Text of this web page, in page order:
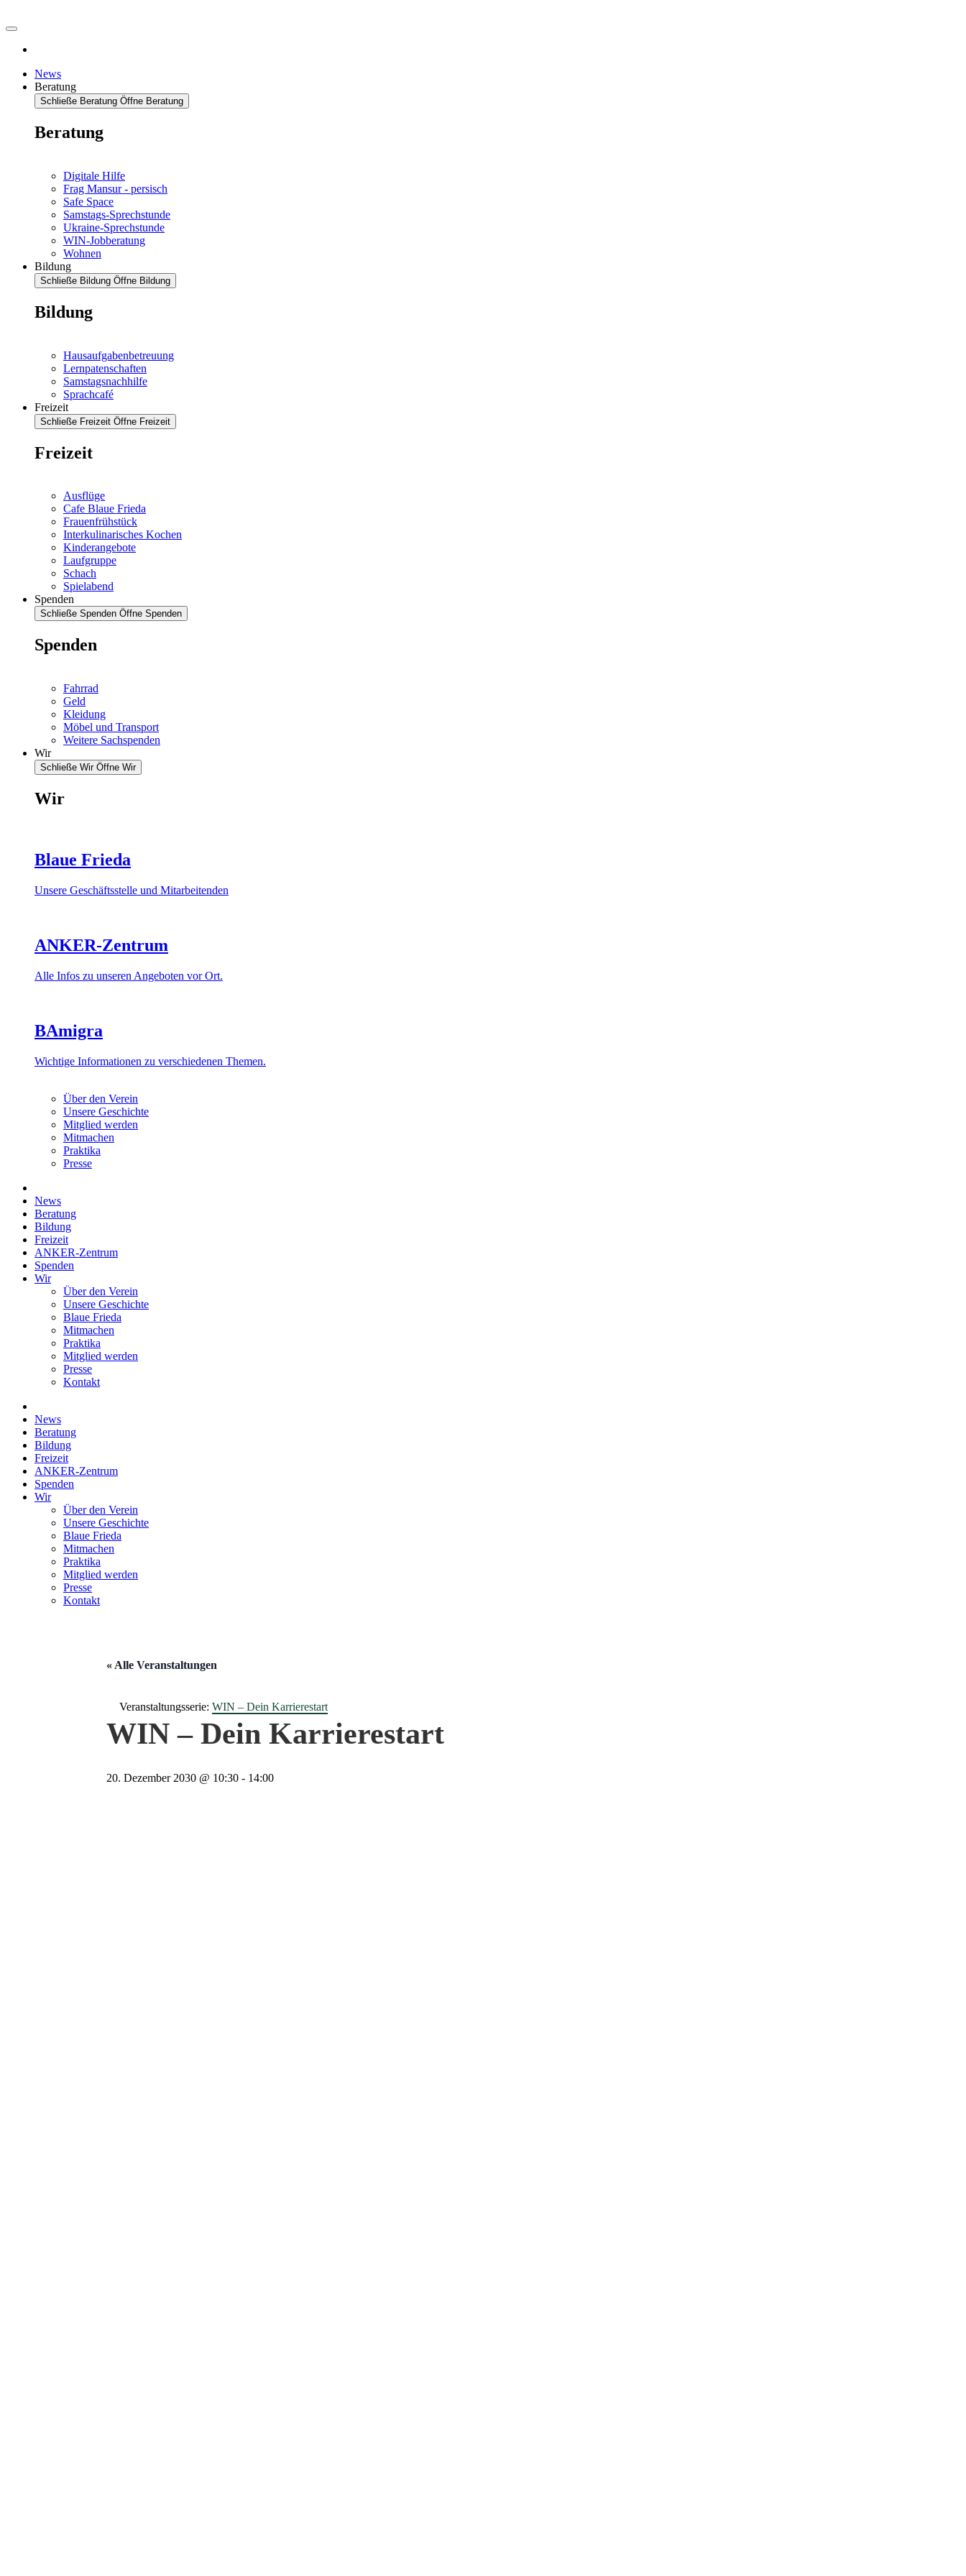
News
Beratung
Schließe Beratung Öffne Beratung
Beratung
Digitale Hilfe
Frag Mansur - persisch
Safe Space
Samstags-Sprechstunde
Ukraine-Sprechstunde
WIN-Jobberatung
Wohnen
Bildung
Schließe Bildung Öffne Bildung
Bildung
Hausaufgabenbetreuung
Lernpatenschaften
Samstagsnachhilfe
Sprachcafé
Freizeit
Schließe Freizeit Öffne Freizeit
Freizeit
Ausflüge
Cafe Blaue Frieda
Frauenfrühstück
Interkulinarisches Kochen
Kinderangebote
Laufgruppe
Schach
Spielabend
Spenden
Schließe Spenden Öffne Spenden
Spenden
Fahrrad
Geld
Kleidung
Möbel und Transport
Weitere Sachspenden
Wir
Schließe Wir Öffne Wir
Wir
Blaue Frieda
Unsere Geschäftsstelle und Mitarbeitenden
ANKER-Zentrum
Alle Infos zu unseren Angeboten vor Ort.
BAmigra
Wichtige Informationen zu verschiedenen Themen.
Über den Verein
Unsere Geschichte
Mitglied werden
Mitmachen
Praktika
Presse
News
Beratung
Bildung
Freizeit
ANKER-Zentrum
Spenden
Wir
Über den Verein
Unsere Geschichte
Blaue Frieda
Mitmachen
Praktika
Mitglied werden
Presse
Kontakt
News
Beratung
Bildung
Freizeit
ANKER-Zentrum
Spenden
Wir
Über den Verein
Unsere Geschichte
Blaue Frieda
Mitmachen
Praktika
Mitglied werden
Presse
Kontakt
« Alle Veranstaltungen
Veranstaltungsserie: WIN – Dein Karrierestart
WIN – Dein Karrierestart
20. Dezember 2030 @ 10:30 - 14:00